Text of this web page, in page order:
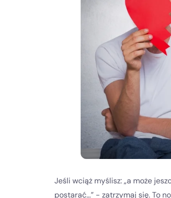
Jeśli wciąż myślisz: „a może
postarać…” - zatrzymaj się. To